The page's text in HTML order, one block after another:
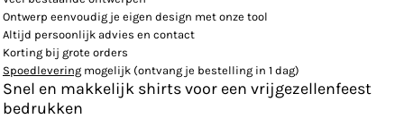
Ontwerp eenvoudig je eigen design met onze tool
Altijd persoonlijk advies en contact
Korting bij grote orders
Spoedlevering mogelijk (ontvang je bestelling in 1 dag)
Snel en makkelijk shirts voor een vrijgezellenfeest
bedrukken